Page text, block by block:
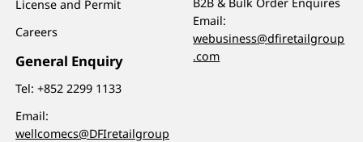
License and Permit
Careers
General Enquiry
Tel:+852 2299 1133
Email:
wellcomecs@DFIretailgroup
Email:
webusiness@dfiretailgroup
.com